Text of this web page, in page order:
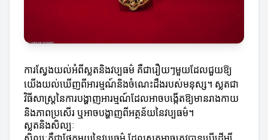
ការស្វែងយល់អំពីស្លតនិងវប្បធម៌ គឺជារឿយៗមួយដែលជួយឱ្យ
យើងយល់ឃើញពីអារម្មណ៍និងចំណេះដឹងរបស់មនុស្ស។ ស្លតជា​
វិធីសាស្ត្រនៃការបង្ហាញអារម្មណ៍ដែលអាចបង្កើតឱ្យមានរាងកាយ
និងភាពប្រសើរ ឬអាចបង្ហាញពីអត្ថន័យនៃវប្បធម៌។
ស្លតនិងសិល្បៈ